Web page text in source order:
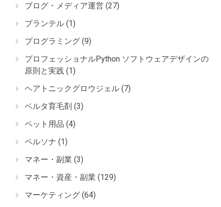
ブログ・メディア運営 (27)
プランテル (1)
プログラミング (9)
プロフェッショナルPython ソフトウェアデザインの
原則と実践 (1)
ヘアトニックグロウジェル (7)
ベルタ育毛剤 (3)
ペット用品 (4)
ペルソナ (1)
マネー・副業 (3)
マネー・資産・副業 (129)
マーケティング (64)